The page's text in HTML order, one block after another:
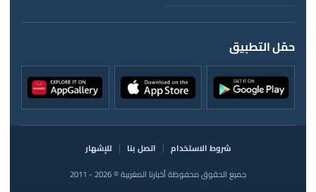
حمّل التطبيق
شروط الاستخدام اتصل بنا
للإشهار
جميع الحقوق محفوظة أخبارنا المغربية © 2026 - 2011